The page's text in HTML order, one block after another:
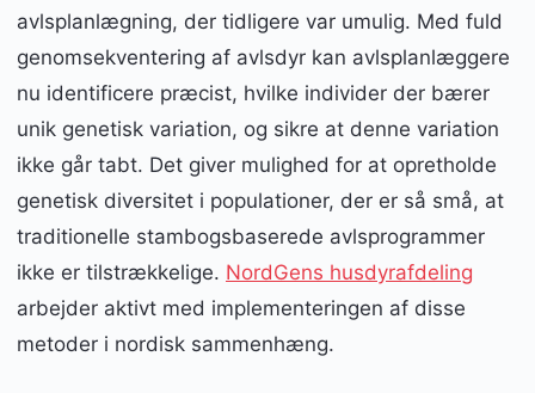
avlsplanlægning, der tidligere var umulig. Med fuld
genomsekventering af avlsdyr kan avlsplanlæggere
nu identificere præcist, hvilke individer der bærer
unik genetisk variation, og sikre at denne variation
ikke går tabt. Det giver mulighed for at opretholde
genetisk diversitet i populationer, der er så små, at
traditionelle stambogsbaserede avlsprogrammer
ikke er tilstrækkelige. NordGens husdyrafdeling
arbejder aktivt med implementeringen af disse
metoder i nordisk sammenhæng.